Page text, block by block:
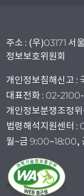
주소 : (우)03171 서
정보보호위원회
개인정보침해신고 :
대표전화 : 02-
개인정보분쟁조정
법령해석지원센터
월~금 9:00~18:00,